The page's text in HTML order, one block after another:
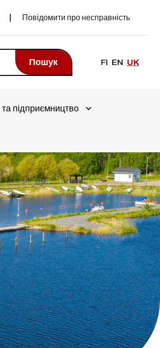
Повідомити про несправність
Пошук FI EN UK
підприємництво Avaa alivalikko